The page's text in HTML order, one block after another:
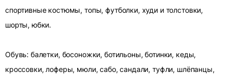
спортивные костюмы, топы, футболки, худи и толстовки,
шорты, юбки.
Обувь: балетки, босоножки, ботильоны, ботинки, кеды,
кроссовки, лоферы, мюли, сабо, сандали, туфли, шлёпанцы,